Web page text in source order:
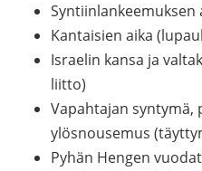
Syntiinlankeemuksen
Kantaisien aika
Israelin kansa ja
liitto)
Vapahtajan syntymä,
ylösnousemus
Pyhän Hengen